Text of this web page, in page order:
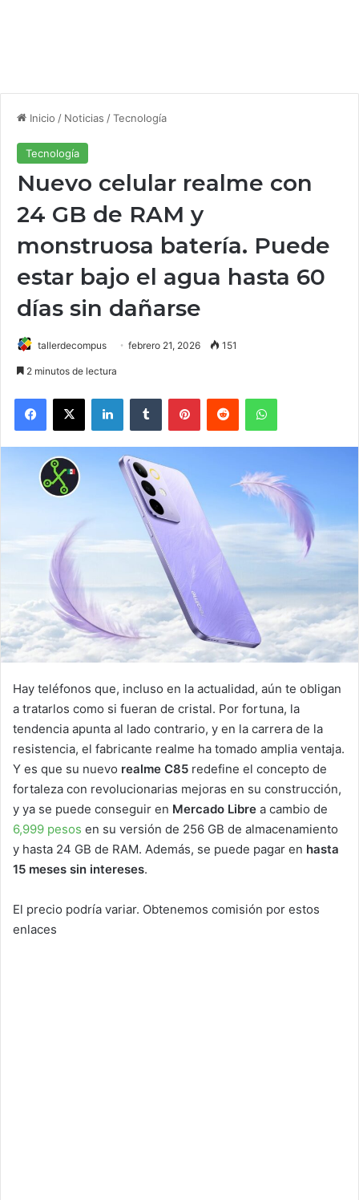
Inicio / Noticias /Tecnología
Tecnología
Nuevo celular realme con
24 GB de RAM y
monstruosa batería. Puede
estar bajo el agua hasta 60
días sin dañarse
tallerdecompus febrero 21, 2026 151
2 minutos de lectura
Hay teléfonos que, incluso en la actualidad, aún te obligan
a tratarlos como si fueran de cristal. Por fortuna, la
tendencia apunta al lado contrario, y en la carrera de la
resistencia, el fabricante realme ha tomado amplia ventaja.
Y es que su nuevo realme C85 redefine el concepto de
fortaleza con revolucionarias mejoras en su construcción,
y ya se puede conseguir en Mercado Libre a cambio de
6,999 pesos en su versión de 256 GB de almacenamiento
y hasta 24 GB de RAM. Además, se puede pagar en hasta
15 meses sin intereses.
El precio podría variar. Obtenemos comisión por estos
enlaces